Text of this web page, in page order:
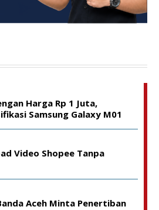
Harga Rp 1 Juta,
Samsung Galaxy M01
Video Shopee Tanpa
Aceh Minta Penertiban